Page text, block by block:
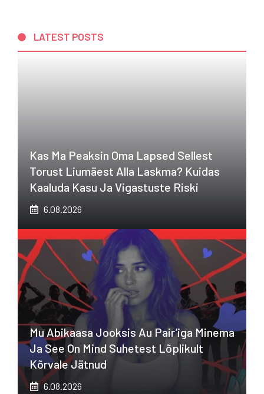
LATEST POSTS
Kas Ma Peaksin Oma Lapsed Sellest
Torust Liumäest Alla Laskma? Kuidas
Kaaluda Kasu Ja Vigastuste Riski
6.08.2026
Mu Abikaasa Jooksis Au Pair’iga Minema
Ja See On Mind Suhetest Lõplikult
Kõrvale Jätnud
6.08.2026